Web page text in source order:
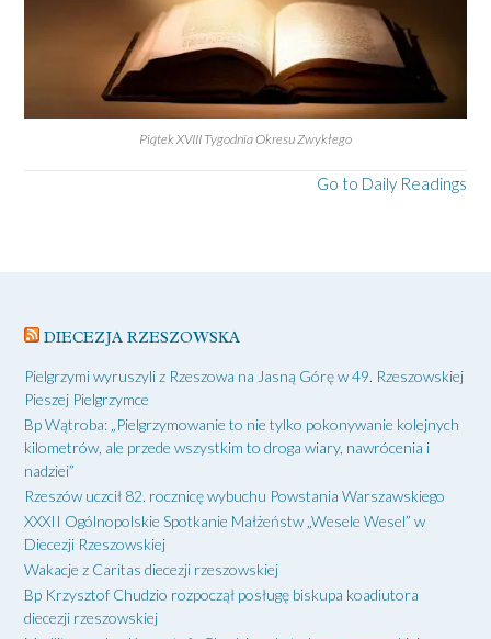
Piątek XVIII Tygodnia Okresu Zwykłego
Go to Daily Readings
DIECEZJA RZESZOWSKA
Pielgrzymi wyruszyli z Rzeszowa na Jasną Górę w 49. Rzeszowskiej
Pieszej Pielgrzymce
Bp Wątroba: „Pielgrzymowanie to nie tylko pokonywanie kolejnych
kilometrów, ale przede wszystkim to droga wiary, nawrócenia i
nadziei”
Rzeszów uczcił 82. rocznicę wybuchu Powstania Warszawskiego
XXXII Ogólnopolskie Spotkanie Małżeństw „Wesele Wesel” w
Diecezji Rzeszowskiej
Wakacje z Caritas diecezji rzeszowskiej
Bp Krzysztof Chudzio rozpoczął posługę biskupa koadiutora
diecezji rzeszowskiej